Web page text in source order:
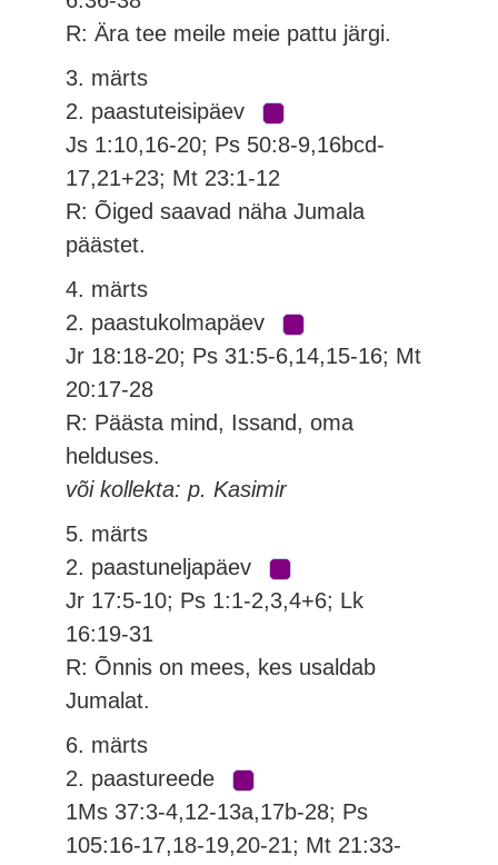
R: Ära tee meile meie pattu järgi.
3. märts
2. paastuteisipäev
Js 1:10,16-20; Ps 50:8-9,16bcd-
17,21+23; Mt 23:1-12
R: Õiged saavad näha Jumala
päästet.
4. märts
2. paastukolmapäev
Jr 18:18-20; Ps 31:5-6,14,15-16; Mt
20:17-28
R: Päästa mind, Issand, oma
helduses.
või kollekta: p. Kasimir
5. märts
2. paastuneljapäev
Jr 17:5-10; Ps 1:1-2,3,4+6; Lk
16:19-31
R: Õnnis on mees, kes usaldab
Jumalat.
6. märts
2. paastureede
1Ms 37:3-4,12-13a,17b-28; Ps
105:16-17,18-19,20-21; Mt 21:33-